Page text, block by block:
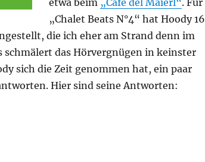
etwa beim „Café del Maierl“. Für
„Chalet Beats N°4“ hat Hoody 16
die ich eher am Strand denn im
schmälert das Hörvergnügen in keinster
sich die Zeit genommen hat, ein paar
Hier sind seine Antworten: